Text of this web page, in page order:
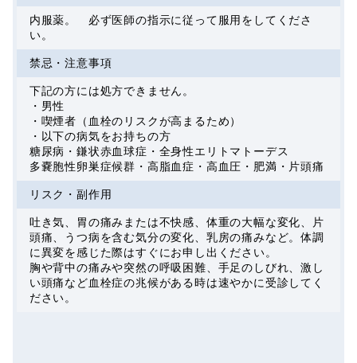
内服薬。 必ず医師の指示に従って服用をしてくださ
い。
禁忌・注意事項
下記の方には処方できません。
・男性
・喫煙者（血栓のリスクが高まるため）
・以下の病気をお持ちの方
糖尿病・鎌状赤血球症・全身性エリトマトーデス
多嚢胞性卵巣症候群・高脂血症・高血圧・肥満・片頭痛
リスク・副作用
吐き気、胃の痛みまたは不快感、体重の大幅な変化、片
頭痛、うつ病を含む気分の変化、乳房の痛みなど。体調
に異変を感じた際はすぐにお申し出ください。
胸や背中の痛みや突然の呼吸困難、手足のしびれ、激し
い頭痛など血栓症の兆候がある時は速やかに受診してく
ださい。